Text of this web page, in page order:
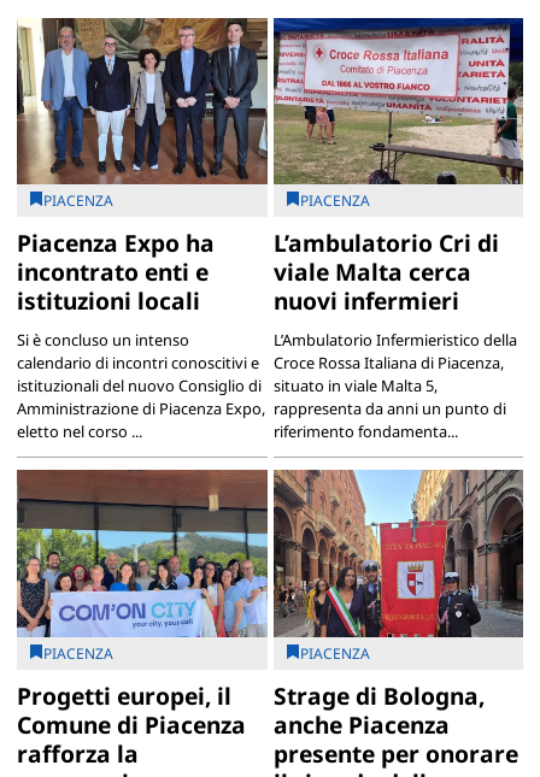
PIACENZA
Piacenza Expo ha
incontrato enti e
istituzioni locali
Si è concluso un intenso
calendario di incontri conoscitivi e
istituzionali del nuovo Consiglio di
Amministrazione di Piacenza Expo,
eletto nel corso ...
PIACENZA
L’ambulatorio Cri di
viale Malta cerca
nuovi infermieri
L’Ambulatorio Infermieristico della
Croce Rossa Italiana di Piacenza,
situato in viale Malta 5,
rappresenta da anni un punto di
riferimento fondamenta...
PIACENZA
Progetti europei, il
Comune di Piacenza
rafforza la
PIACENZA
Strage di Bologna,
anche Piacenza
presente per onorare